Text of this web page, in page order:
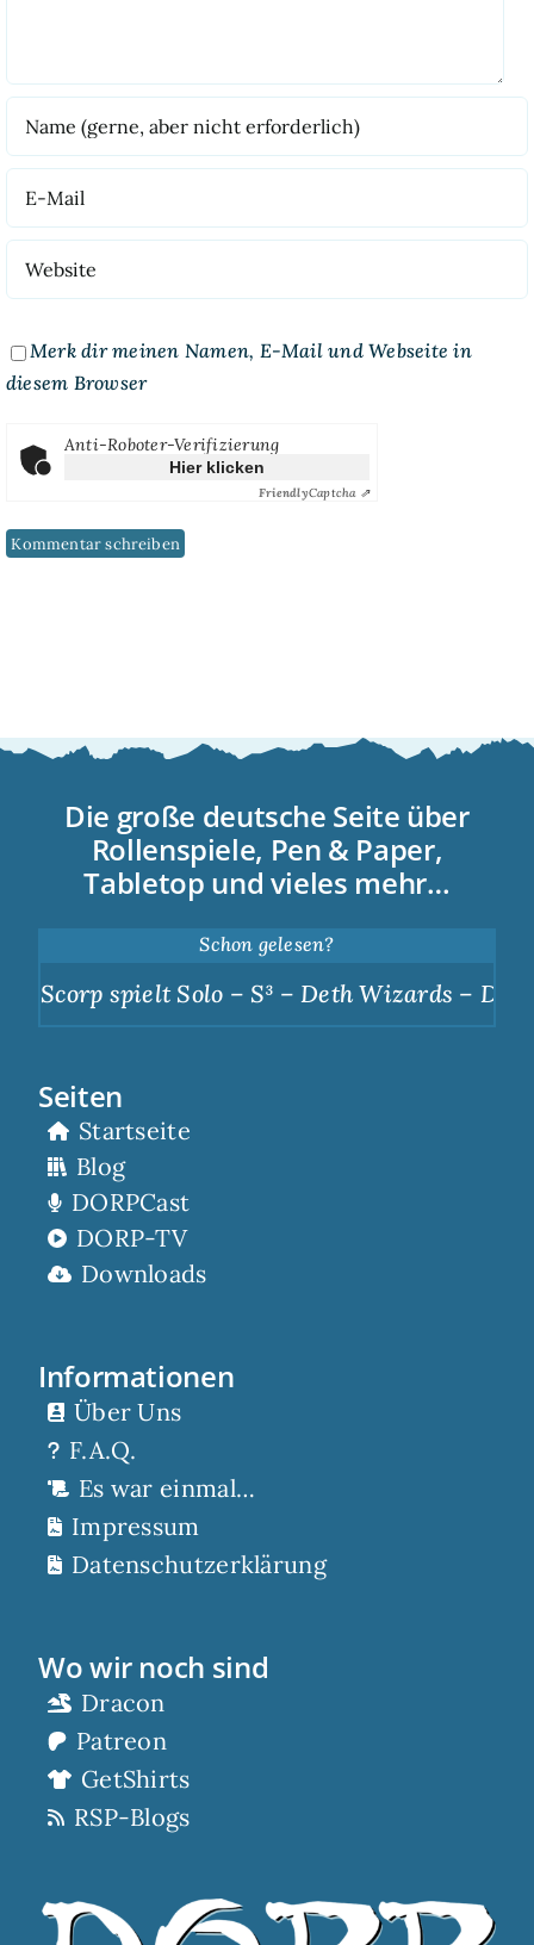
Merk dir meinen Namen, E-Mail und Webseite in
diesem Browser
Anti-Roboter-Verifizierung
Hier klicken
FriendlyCaptcha ⇗
Die große deutsche Seite über
Rollenspiele, Pen & Paper,
Tabletop und vieles mehr…
Schon gelesen?
Scorp spielt Solo – S³ – Deth Wizards – Dunkle
Seiten
Startseite
Blog
DORPCast
DORP-TV
Downloads
Informationen
Über Uns
F.A.Q.
Es war einmal…
Impressum
Datenschutzerklärung
Wo wir noch sind
Dracon
Patreon
GetShirts
RSP-Blogs